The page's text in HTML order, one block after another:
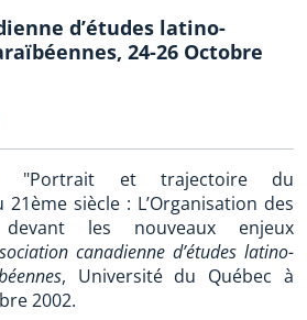
d’études latino-
24-26 Octobre
"Portrait et trajectoire du
siècle : L’Organisation des
les nouveaux enjeux
canadienne d’études latino-
, Université du Québec à
2002.